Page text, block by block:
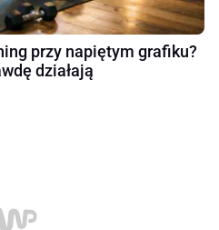
przy napiętym grafiku?
działają